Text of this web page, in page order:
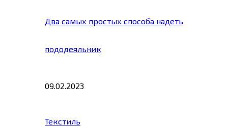
Два самых простых способа надеть
пододеяльник
09.02.2023
Текстиль